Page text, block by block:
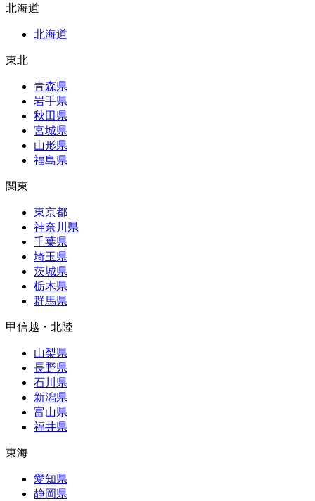
北海道
北海道
東北
青森県
岩手県
秋田県
宮城県
山形県
福島県
関東
東京都
神奈川県
千葉県
埼玉県
茨城県
栃木県
群馬県
甲信越・北陸
山梨県
長野県
石川県
新潟県
富山県
福井県
東海
愛知県
静岡県